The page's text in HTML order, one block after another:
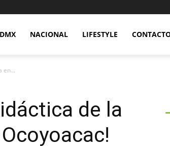
NACIONAL LIFESTYLE
en...
de la